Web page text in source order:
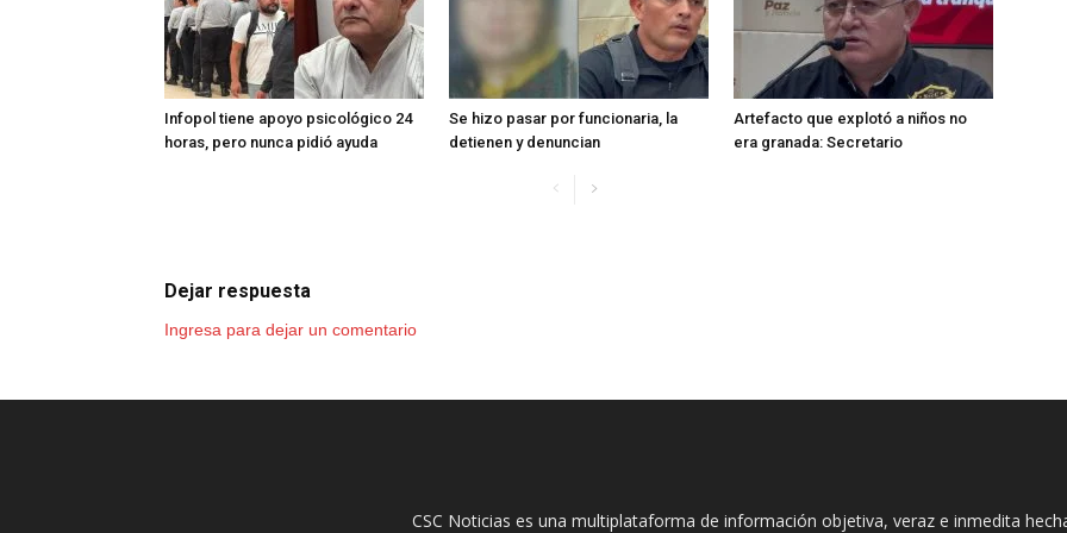
Infopol tiene apoyo psicológico 24
horas, pero nunca pidió ayuda
Se hizo pasar por funcionaria, la
detienen y denuncian
Artefacto que explotó a niños no
era granada: Secretario
Dejar respuesta
Ingresa para dejar un comentario
CSC Noticias es una multiplataforma de información objetiva, veraz e inmedita